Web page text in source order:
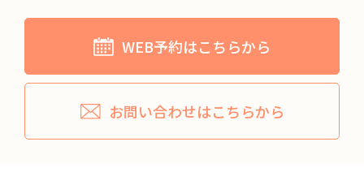
WEB予約はこちらから
お問い合わせはこちらから